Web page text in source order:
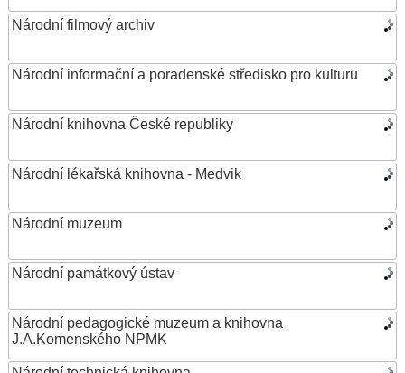
Národní filmový archiv
Národní informační a poradenské středisko pro kulturu
Národní knihovna České republiky
Národní lékařská knihovna - Medvik
Národní muzeum
Národní památkový ústav
Národní pedagogické muzeum a knihovna
J.A.Komenského NPMK